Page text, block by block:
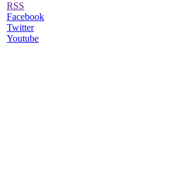
RSS
Facebook
Twitter
Youtube